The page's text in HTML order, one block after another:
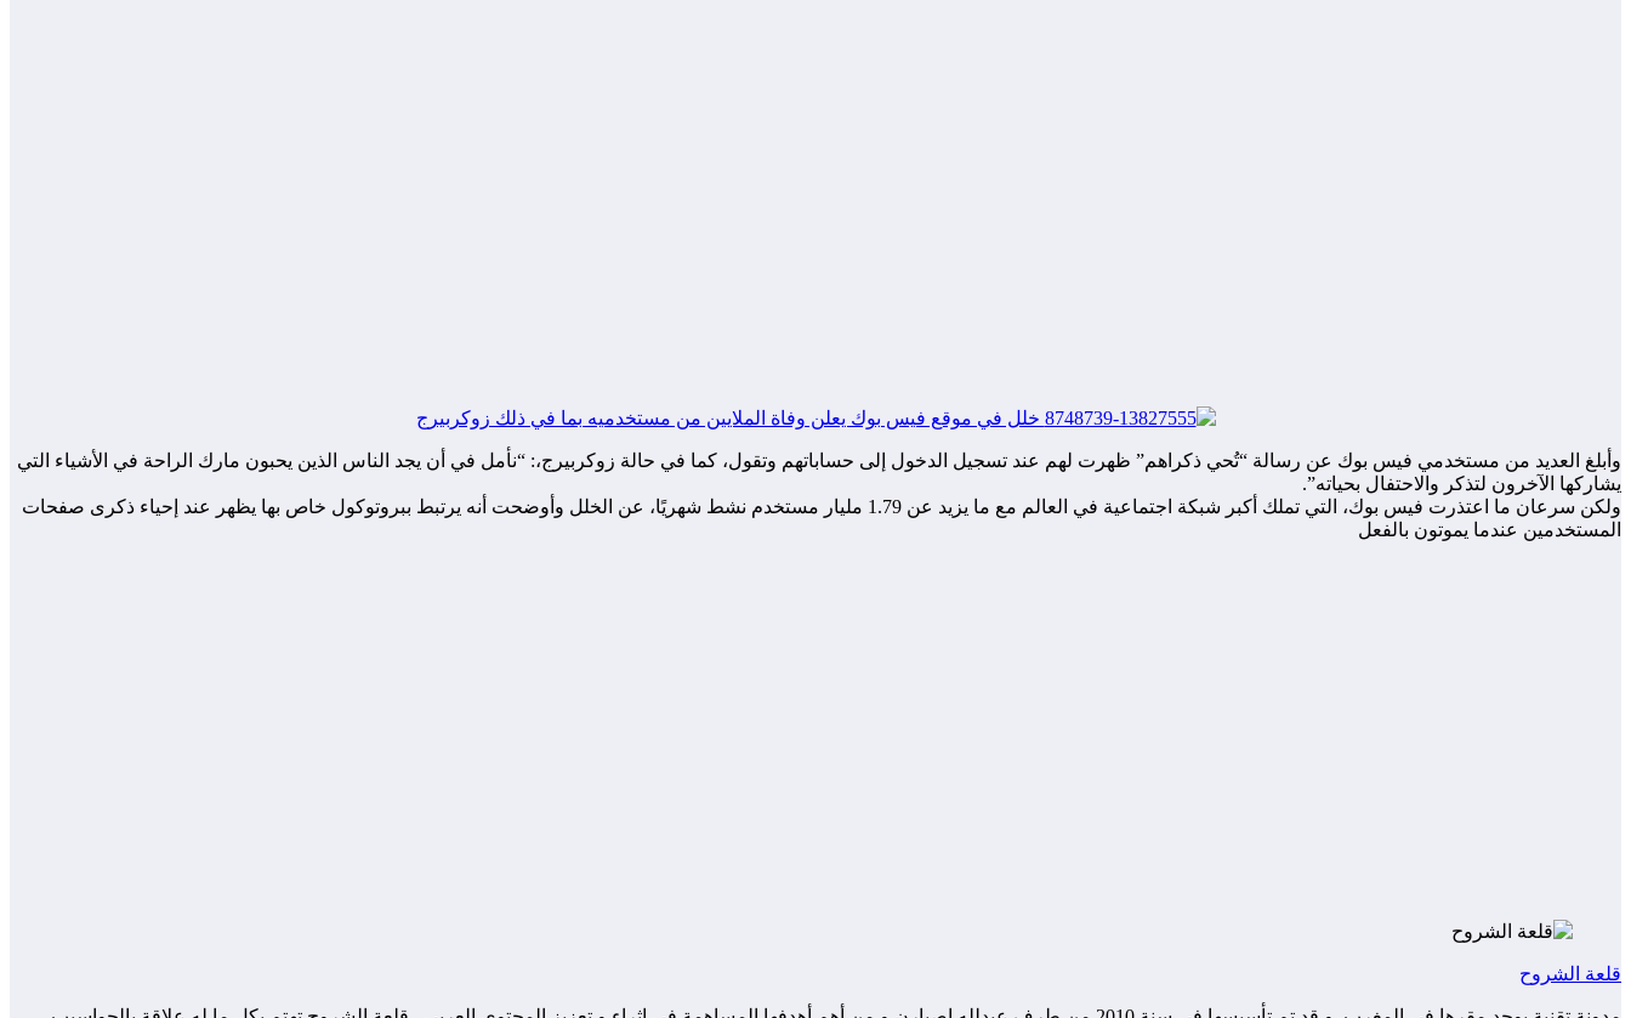
وأبلغ العديد من مستخدمي فيس بوك عن رسالة “تُحي ذكراهم” ظهرت لهم عند تسجيل الدخول إلى حساباتهم وتقول، كما في حالة زوكربيرج،: “نأمل في أن يجد الناس الذين يحبون مارك الراحة في الأشياء التي
يشاركها الآخرون لتذكر والاحتفال بحياته”.
ولكن سرعان ما اعتذرت فيس بوك، التي تملك أكبر شبكة اجتماعية في العالم مع ما يزيد عن 1.79 مليار مستخدم نشط شهريًا، عن الخلل وأوضحت أنه يرتبط ببروتوكول خاص بها يظهر عند إحياء ذكرى صفحات
المستخدمين عندما يموتون بالفعل
قلعة الشروح